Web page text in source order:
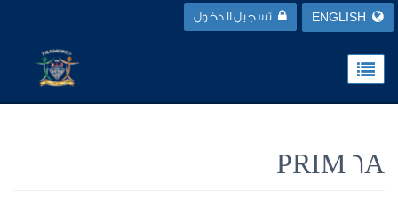
ENGLISH تسجيل الدخول
PRIM 6A